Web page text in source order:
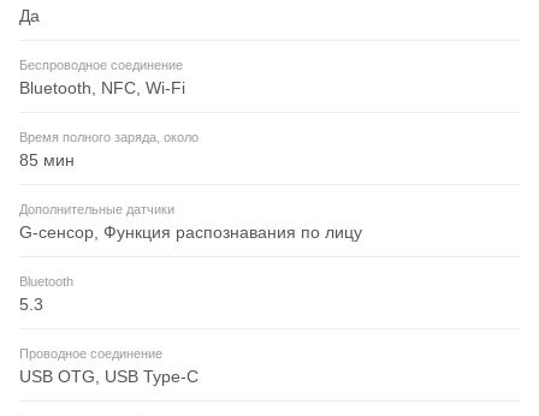
Да
Беспроводное соединение
Bluetooth, NFC, Wi-Fi
Время полного заряда, около
85 мин
Дополнительные датчики
G-сенсор, Функция распознавания по лицу
Bluetooth
5.3
Проводное соединение
USB OTG, USB Type-C